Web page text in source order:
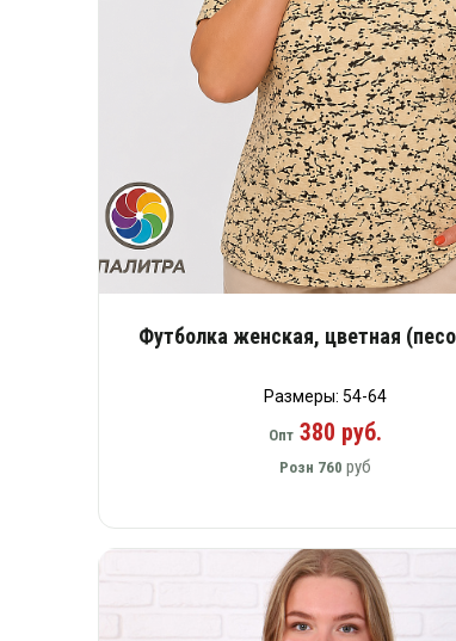
Футболка женская, цветная
Размеры: 54-64
Опт380 руб.
Розн 760 руб